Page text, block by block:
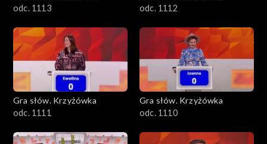
odc. 1113
odc. 1112
Gra słów. Krzyżówka
odc. 1111
Gra słów. Krzyżówka
odc. 1110